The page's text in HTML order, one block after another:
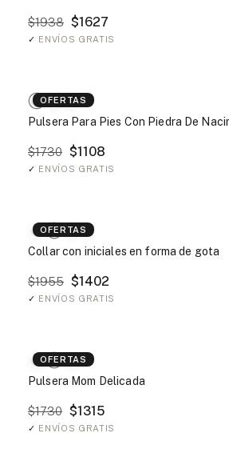
$1938 $1627
✓ ENVÍOS GRATIS
OFERTAS
Pulsera Para Pies Con Piedra De
$1730 $1108
✓ ENVÍOS GRATIS
OFERTAS
Collar con iniciales en forma de gota
$1955 $1402
✓ ENVÍOS GRATIS
OFERTAS
Pulsera Mom Delicada
$1730 $1315
✓ ENVÍOS GRATIS